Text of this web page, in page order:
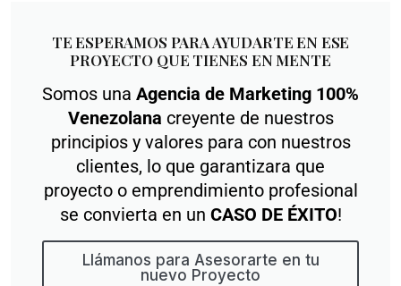
TE ESPERAMOS PARA AYUDARTE EN ESE
PROYECTO QUE TIENES EN MENTE
Somos una Agencia de Marketing 100%
Venezolana creyente de nuestros
principios y valores para con nuestros
clientes, lo que garantizara que
proyecto o emprendimiento profesional
se convierta en un CASO DE ÉXITO!
Llámanos para Asesorarte en tu
nuevo Proyecto